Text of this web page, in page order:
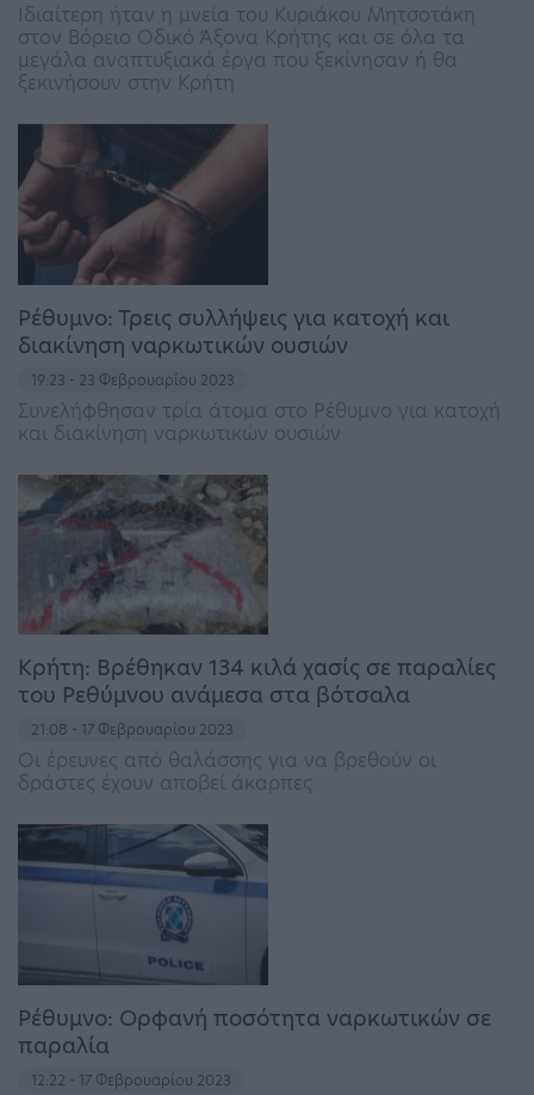
Ιδιαίτερη ήταν η μνεία του Κυριάκου Μητσοτάκη
στον Βόρειο Οδικό Άξονα Κρήτης και σε όλα τα
μεγάλα αναπτυξιακά έργα που ξεκίνησαν ή θα
ξεκινήσουν στην Κρήτη
Ρέθυμνο: Τρεις συλλήψεις για κατοχή και
διακίνηση ναρκωτικών ουσιών
19:23 - 23 Φεβρουαρίου 2023
Συνελήφθησαν τρία άτομα στο Ρέθυμνο για κατοχή
και διακίνηση ναρκωτικών ουσιών
Κρήτη: Βρέθηκαν 134 κιλά χασίς σε παραλίες
του Ρεθύμνου ανάμεσα στα βότσαλα
21:08 - 17 Φεβρουαρίου 2023
Οι έρευνες από θαλάσσης για να βρεθούν οι
δράστες έχουν αποβεί άκαρπες
Ρέθυμνο: Ορφανή ποσότητα ναρκωτικών σε
παραλία
12:22 - 17 Φεβρουαρίου 2023